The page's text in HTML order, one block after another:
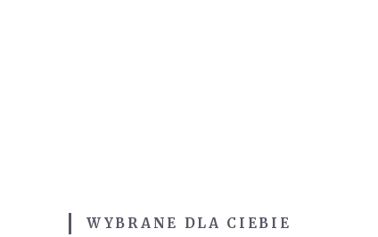
WYBRANE DLA CIEBIE